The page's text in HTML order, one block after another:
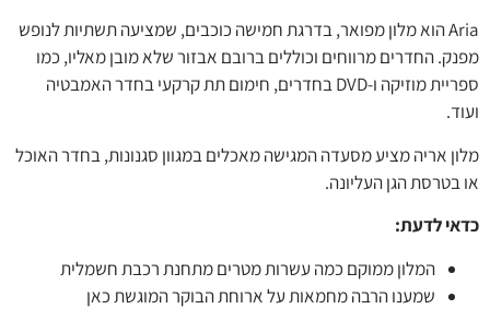
Aria הוא מלון מפואר, בדרגת חמישה כוכבים, שמציעה תשתיות לנופש
מפנק. החדרים מרווחים וכוללים ברובם אבזור שלא מובן מאליו, כמו
ספריית מוזיקה ו-DVD בחדרים, חימום תת קרקעי בחדר האמבטיה
ועוד.
מלון אריה מציע מסעדה המגישה מאכלים במגוון סגנונות, בחדר האוכל
או בטרסת הגן העליונה.
כדאי לדעת:
המלון ממוקם כמה עשרות מטרים מתחנת רכבת חשמלית
שמענו הרבה מחמאות על ארוחת הבוקר המוגשת כאן